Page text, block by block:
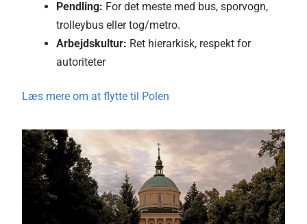
Pendling: For det meste med bus, sporvogn,
trolleybus eller tog/metro.
Arbejdskultur: Ret hierarkisk, respekt for
autoriteter
Læs mere om at flytte til Polen